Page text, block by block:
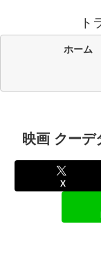
ト
ホーム
映画 クーデ
X